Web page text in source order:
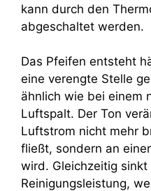
kann durch den
abgeschaltet werden.
Das Pfeifen entsteht
eine verengte Stelle
ähnlich wie bei einem
Luftspalt. Der Ton
Luftstrom nicht mehr
fließt, sondern an
wird. Gleichzeitig
Reinigungsleistung,